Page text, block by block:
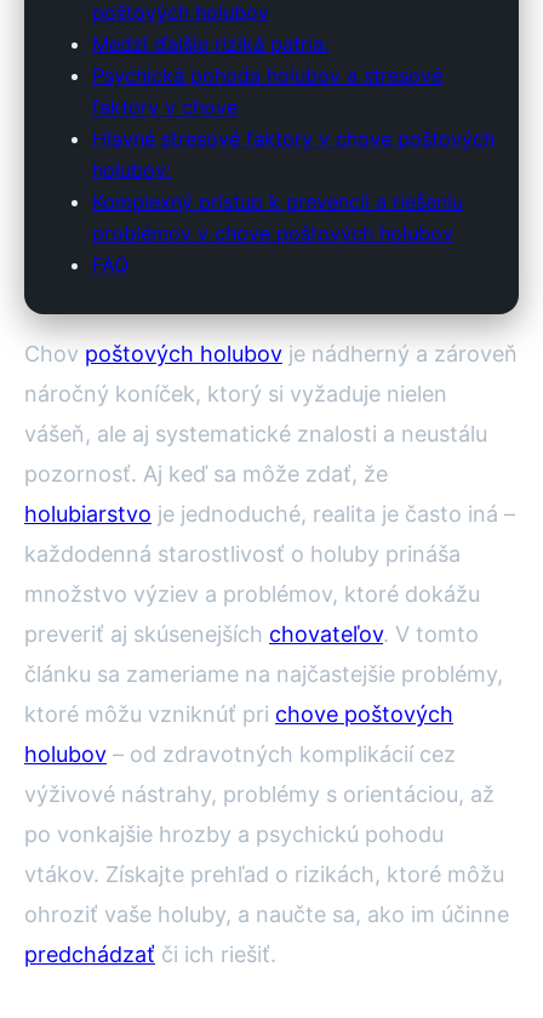
poštových holubov
Medzi ďalšie riziká patria:
Psychická pohoda holubov a stresové
faktory v chove
Hlavné stresové faktory v chove poštových
holubov:
Komplexný prístup k prevencii a riešeniu
problémov v chove poštových holubov
FAQ
Chov poštových holubov je nádherný a zároveň
náročný koníček, ktorý si vyžaduje nielen
vášeň, ale aj systematické znalosti a neustálu
pozornosť. Aj keď sa môže zdať, že
holubiarstvo je jednoduché, realita je často iná –
každodenná starostlivosť o holuby prináša
množstvo výziev a problémov, ktoré dokážu
preveriť aj skúsenejších chovateľov. V tomto
článku sa zameriame na najčastejšie problémy,
ktoré môžu vzniknúť pri chove poštových
holubov – od zdravotných komplikácií cez
výživové nástrahy, problémy s orientáciou, až
po vonkajšie hrozby a psychickú pohodu
vtákov. Získajte prehľad o rizikách, ktoré môžu
ohroziť vaše holuby, a naučte sa, ako im účinne
predchádzať či ich riešiť.